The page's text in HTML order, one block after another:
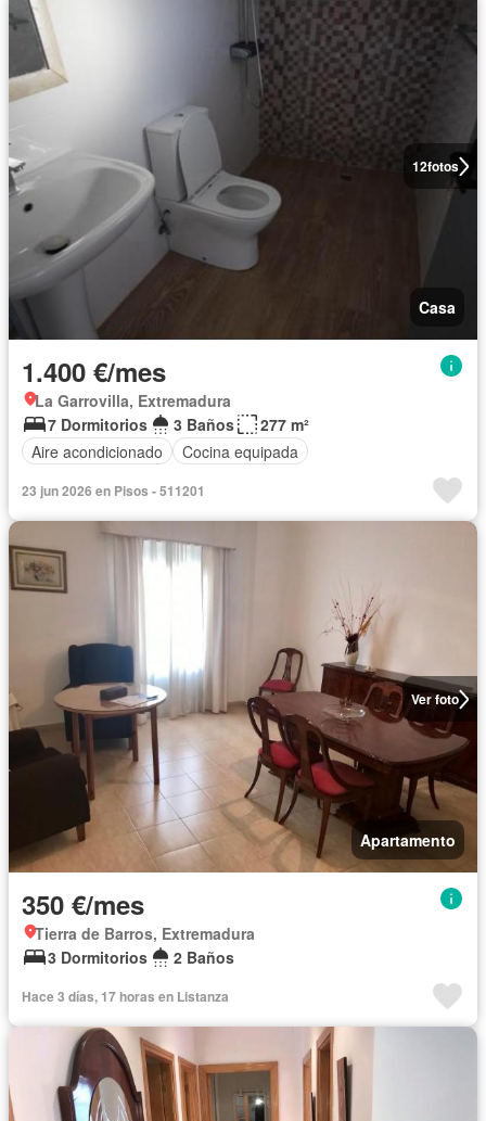
12fotos
Casa
1.400 €/mes
La Garrovilla, Extremadura
7 Dormitorios
3 Baños
277 m²
Aire acondicionado
Cocina equipada
23 jun 2026 en Pisos - 511201
Ver foto
Apartamento
350 €/mes
Tierra de Barros, Extremadura
3 Dormitorios
2 Baños
Hace 3 días, 17 horas en Listanza